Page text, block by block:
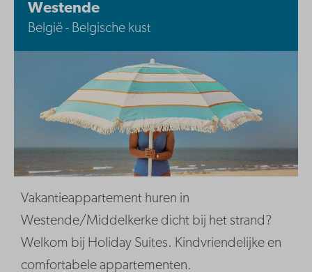
Westende
België - Belgische kust
Vakantieappartement huren in
Westende/Middelkerke dicht bij het strand?
Welkom bij Holiday Suites. Kindvriendelijke en
comfortabele appartementen.